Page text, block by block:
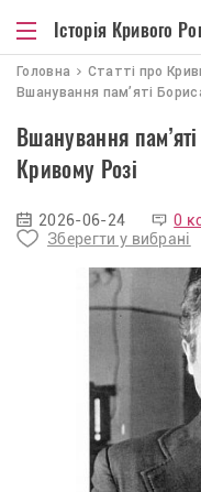
Історія Кривого
Головна
Статті про
Вшанування пам’яті
Вшанування
Кривому Розі
2026-06-24
0
Зберегти у вибрані